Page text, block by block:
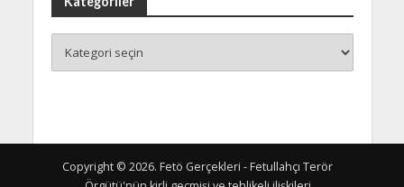
Copyright © 2026. Fetö Gerçekleri - Fetullahçı Terör